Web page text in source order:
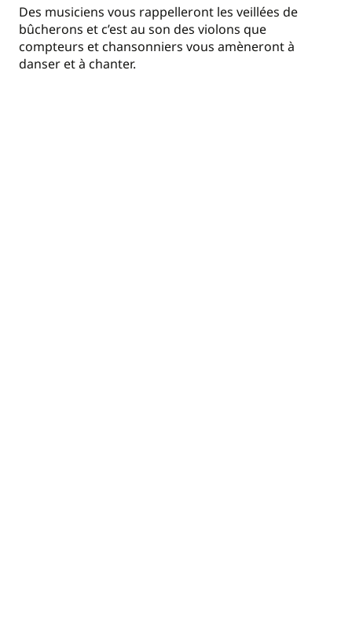
Des musiciens vous rappelleront les veillées de
bûcherons et c’est au son des violons que
compteurs et chansonniers vous amèneront à
danser et à chanter.